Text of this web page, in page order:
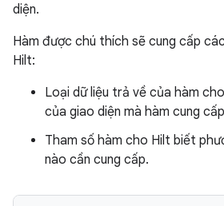
diện.
Hàm được chú thích sẽ cung cấp
Hilt:
Loại dữ liệu trả về của hàm
của giao diện mà hàm cung
Tham số hàm cho Hilt biết
nào cần cung cấp.